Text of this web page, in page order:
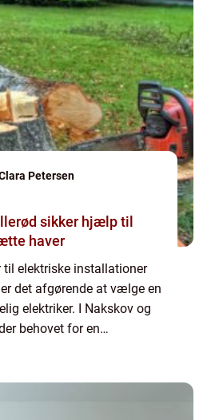
Petersen
sikker hjælp til
haver
til elektriske installationer
det afgørende at vælge en
elektriker. I Nakskov og
behovet for en